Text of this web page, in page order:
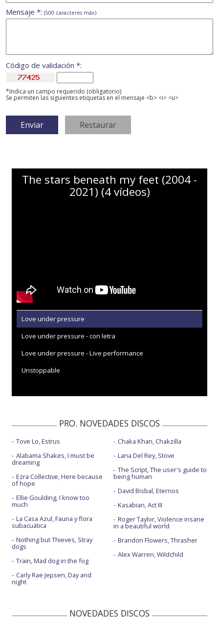
Mensaje *: (500 caracteres máx)
Código de validación *:
*Indica un campo requerido (obligatorio)
Se permiten las siguientes etiquetas en el mensaje <b> <i> <u>
The stars beneath my feet (2004 -
2021) (4 vídeos)
Love under pressure
Love under pressure - con letra
Love under pressure - Live performance
Unstoppable
PRO. NOVEDADES DISCOS
Tove Lo, Estrus
Alabama Shakes, I must be
dreaming
Ezra Collective, Here because
of hope
Ellie Goulding, I know too
much
La Casa Azul, Fauna y flora
subacuática
Nothing but Thieves, Stray
dogs
Train, Mad dog in the fog
Carly Rae Jepsen, Day and
night
Chaka Khan, Chakzilla
Lana Del Rey, Stove
The Script, The user's guide to
being human
David Bisbal, Eternos
Kasabian, Act III
Roger Taylor, Violence insane
in a beautiful world
Brandon Flowers, Thrasher
Alex Warren, Wildchild
NOVEDADES DISCOS